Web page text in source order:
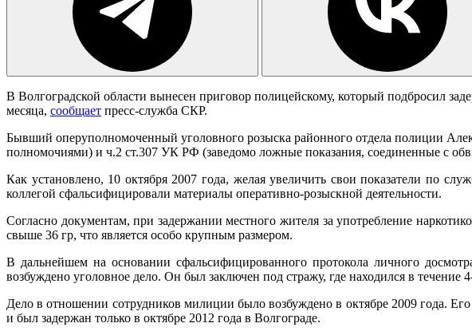
В Волгоградской области вынесен приговор полицейскому, который подбросил
месяца, сообщает пресс-служба СКР.
Бывший оперуполномоченный уголовного розыска районного отдела полиции
полномочиями) и ч.2 ст.307 УК РФ (заведомо ложные показания, соединенные с
Как установлено, 10 октября 2007 года, желая увеличить свои показатели по
коллегой сфальсифицировали материалы оперативно-розыскной деятельности.
Согласно документам, при задержании местного жителя за употребление
свыше 36 гр, что является особо крупным размером.
В дальнейшем на основании сфальсифицированного протокола личного
возбуждено уголовное дело. Он был заключен под стражу, где находился в течение
Дело в отношении сотрудников милиции было возбуждено в октябре 2009 года.
и был задержан только в октябре 2012 года в Волгограде.